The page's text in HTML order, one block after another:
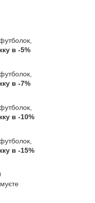
в -5%
в -7%
в -10%
в -15%